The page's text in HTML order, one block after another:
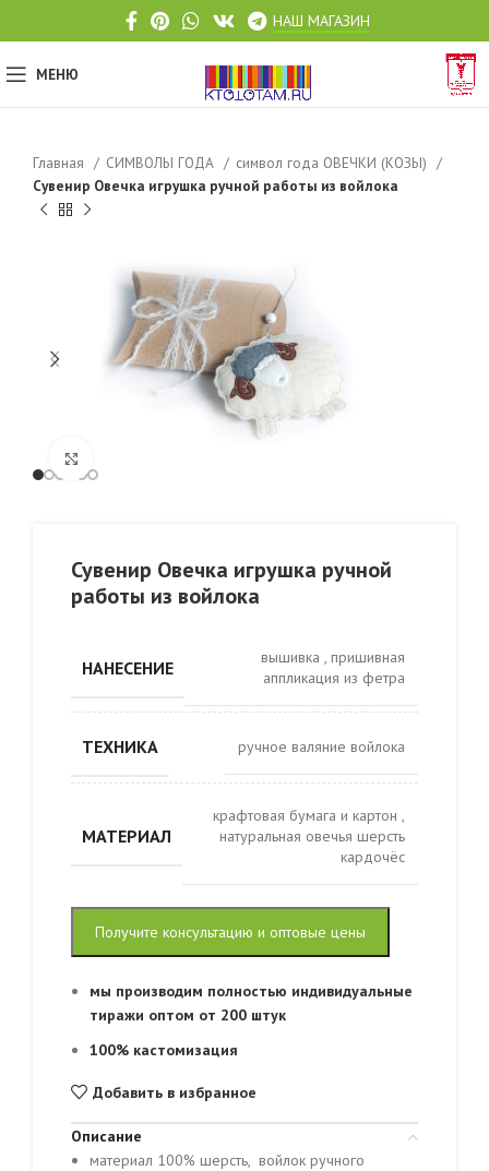
НАШ МАГАЗИН
МЕНЮ
Главная СИМВОЛЫ ГОДА
символ года ОВЕЧКИ (КОЗЫ)
Сувенир Овечка игрушка ручной работы из войлока
Сувенир Овечка игрушка ручной
работы из войлока
НАНЕСЕНИЕ вышивка , пришивная
аппликация из фетра
ТЕХНИКА ручное валяние войлока
МАТЕРИАЛ
крафтовая бумага и картон ,
натуральная овечья шерсть
кардочёс
Получите консультацию и оптовые цены
мы производим полностью индивидуальные
тиражи оптом от 200 штук
100% кастомизация
Добавить в избранное
Описание
материал 100% шерсть, войлок ручного